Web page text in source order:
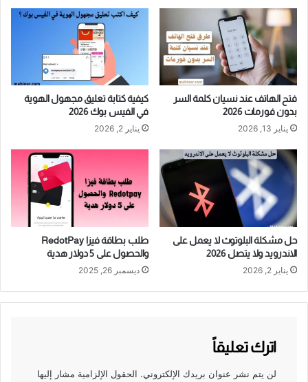
فتح الهاتف عند نسيان كلمة السر
بدون فورمات 2026
يناير 13, 2026
كيفية كتابة تعليق مجهول الهوية
في الفيس بوك 2026
يناير 2, 2026
حل مشكلة البلوتوث لا يعمل على
الاندرويد ولا يتصل 2026
يناير 2, 2026
طلب بطاقة فيزا RedotPay
والحصول على 5 دولار هدية
ديسمبر 26, 2025
اترك تعليقاً
لن يتم نشر عنوان بريدك الإلكتروني. الحقول الإلزامية مشار إليها